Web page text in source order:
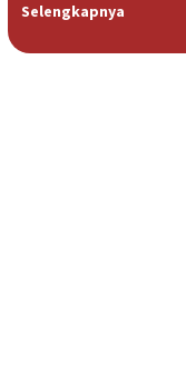
Selengkapnya